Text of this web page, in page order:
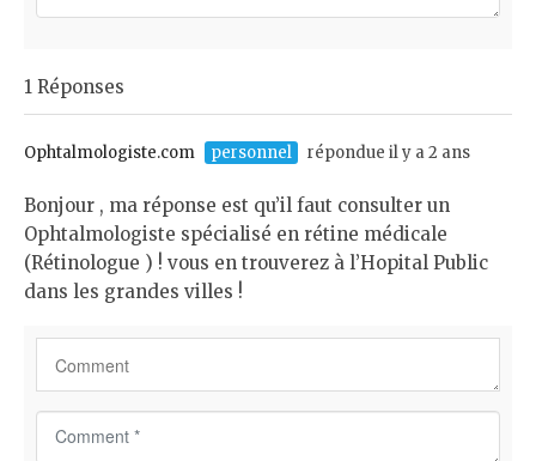
e
n
t
1 Réponses
Ophtalmologiste.com personnel répondue il y a 2 ans
Bonjour , ma réponse est qu’il faut consulter un
Ophtalmologiste spécialisé en rétine médicale
(Rétinologue ) ! vous en trouverez à l’Hopital Public
dans les grandes villes !